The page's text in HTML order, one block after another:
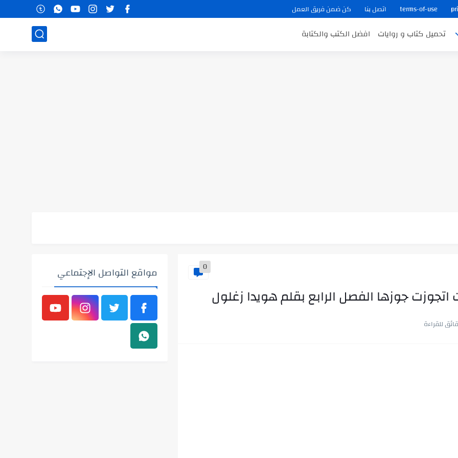
terms-of-use اتصل بنا كن ضمن فريق العمل
تحميل كتاب و روايات افضل الكتب والكتابة
في ثوانٍ
0
جوزها الفصل الرابع بقلم هويدا زغلول
مواقع التواصل الإجتماعي